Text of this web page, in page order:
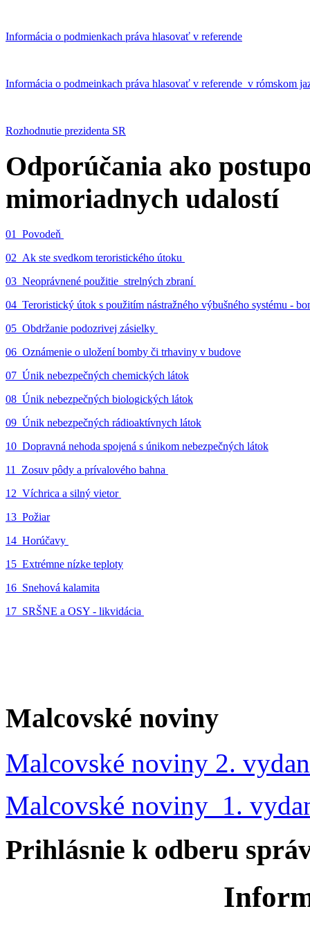
Informácia o podmienkach práva hlasovať v referende
Informácia o podmeinkach práva hlasovať v referende v rómskom
Rozhodnutie prezidenta SR
Odporúčania ako
mimoriadnych udalostí
01_Povodeň
02_Ak ste svedkom teroristického útoku
03_Neoprávnené použitie strelných zbraní
04_Teroristický útok s použitím nástražného výbušného systému -
05_Obdržanie podozrivej zásielky
06_Oznámenie o uložení bomby či trhaviny v budove
07_Únik nebezpečných chemických látok
08_Únik nebezpečných biologických látok
09_Únik nebezpečných rádioaktívnych látok
10_Dopravná nehoda spojená s únikom nebezpečných látok
11_Zosuv pôdy a prívalového bahna
12_Víchrica a silný vietor
13_Požiar
14_Horúčavy
15_Extrémne nízke teploty
16_Snehová kalamita
17_SRŠNE a OSY - likvidácia
Malcovské noviny
Malcovské noviny 2.
Malcovské noviny 1.
Prihlásnie k odberu